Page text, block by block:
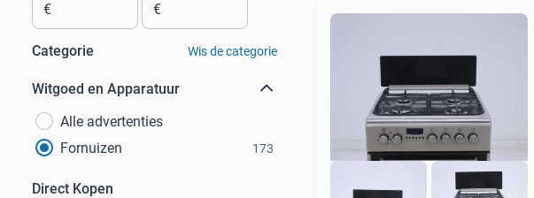
€ €
Categorie Wis de categorie
Witgoed en Apparatuur
Alle advertenties
Fornuizen
173
Direct Kopen